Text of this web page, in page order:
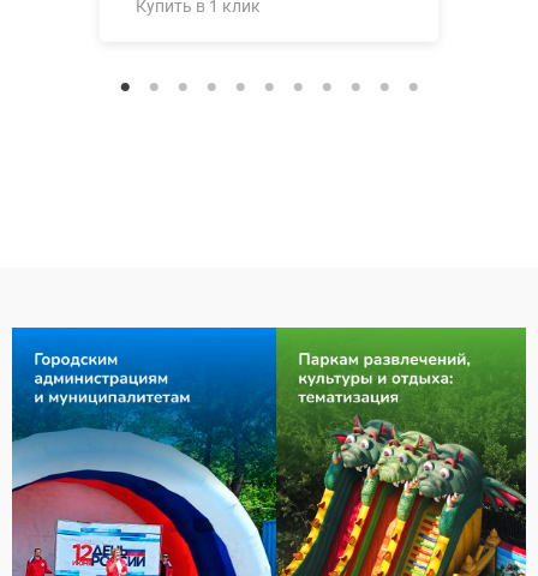
Купить в 1 клик